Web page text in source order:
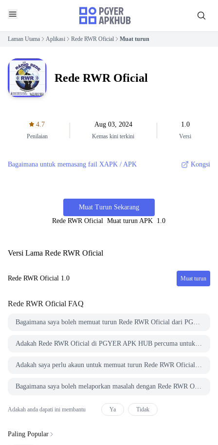
Laman Utama Aplikasi Rede RWR Oficial Muat turun
Rede RWR Oficial
4.7
Penilaian
Aug 03, 2024
Kemas kini terkini
1.0
Versi
Bagaimana untuk memasang fail XAPK / APK Kongsi
Muat Turun Sekarang
Rede RWR Oficial Muat turun APK 1.0
Versi Lama Rede RWR Oficial
Rede RWR Oficial 1.0 Muat turun
Rede RWR Oficial FAQ
Bagaimana saya boleh memuat turun Rede RWR Oficial dari PGYER APK HUB?
Adakah Rede RWR Oficial di PGYER APK HUB percuma untuk dimuat turun?
Adakah saya perlu akaun untuk memuat turun Rede RWR Oficial dari PGYER APK HUB?
Bagaimana saya boleh melaporkan masalah dengan Rede RWR Oficial di PGYER APK HUB?
Adakah anda dapati ini membantu Ya Tidak
Paling Popular